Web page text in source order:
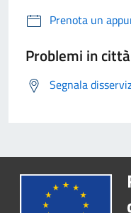
Prenota un
Problemi in città
Segnala